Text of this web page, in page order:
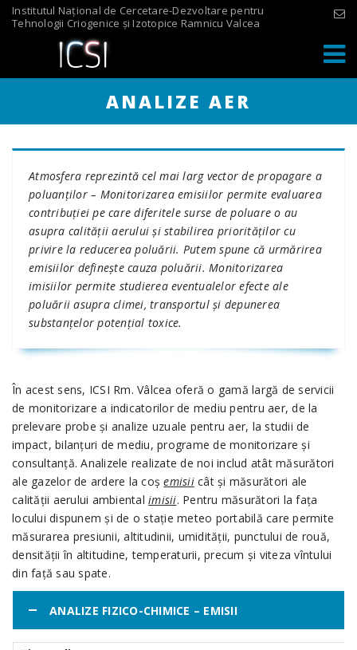
Skip
Institutul Național de Cercetare-Dezvoltare pentru
Tehnologii Criogenice și Izotopice Ramnicu Valcea
ANALIZE AER
Atmosfera reprezintă cel mai larg vector de propagare a
poluanţilor – Monitorizarea emisiilor permite evaluarea
contribuţiei pe care diferitele surse de poluare o au
asupra calităţii aerului şi stabilirea priorităţilor cu
privire la reducerea poluării. Putem spune că urmărirea
emisiilor defineşte cauza poluării. Monitorizarea
imisiilor permite studierea eventualelor efecte ale
poluării asupra climei, transportul şi depunerea
substanţelor potenţial toxice.
În acest sens, ICSI Rm. Vâlcea oferă o gamă largă de servicii
de monitorizare a indicatorilor de mediu pentru aer, de la
prelevare probe şi analize uzuale pentru aer, la studii de
impact, bilanţuri de mediu, programe de monitorizare şi
consultanţă. Analizele realizate de noi includ atât măsurători
ale gazelor de ardere la coşemisii cât şi măsurători ale
calităţii aerului ambiental imisii. Pentru măsurători la faţa
locului dispunem şi de o staţie meteo portabilă care permite
măsurarea presiunii, altitudinii, umidităţii, punctului de rouă,
densităţii în altitudine, temperaturii, precum şi viteza vîntului
din faţă sau spate.
ANALIZE FIZICO-CHIMICE – EMISII